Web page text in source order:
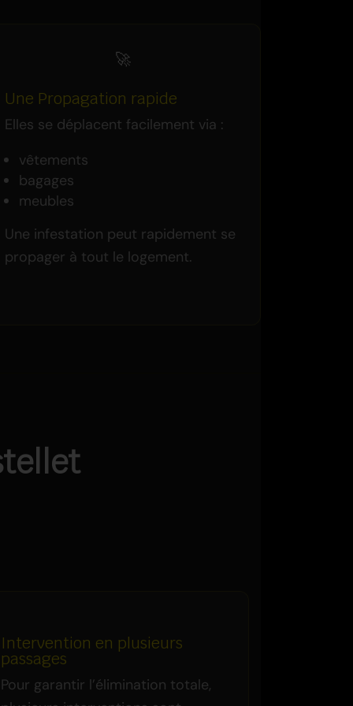
🚀
Une Propagation rapide
Elles se déplacent facilement via :
vêtements
bagages
meubles
Une infestation peut rapidement se
propager à tout le logement.
Intervention en plusieurs
passages
Pour garantir l’élimination totale,